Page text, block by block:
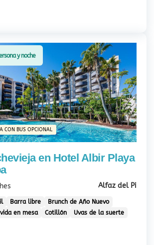
CON BUS OPCIONAL
en Hotel Albir Playa
Alfaz del Pi
Barra libre
Brunch de Año Nuevo
en mesa
Cotillón Uvas de la suerte
y noche